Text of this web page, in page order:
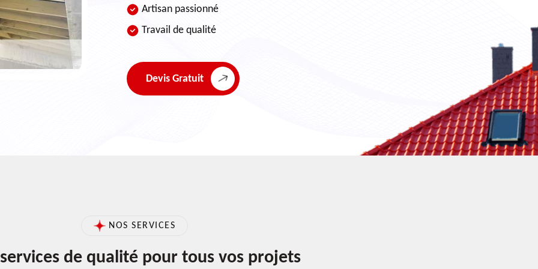
Artisan passionné
Travail de qualité
Devis Gratuit
NOS SERVICES
de qualité pour tous vos projets